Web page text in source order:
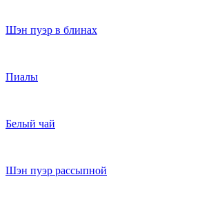
Шэн пуэр в блинах
Пиалы
Белый чай
Шэн пуэр рассыпной